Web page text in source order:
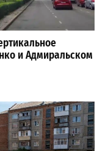
и Адмиральском